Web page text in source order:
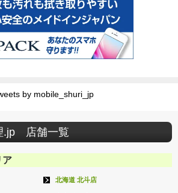
by mobile_shuri_jp
.jp 店舗一覧
ア
北海道 北斗店